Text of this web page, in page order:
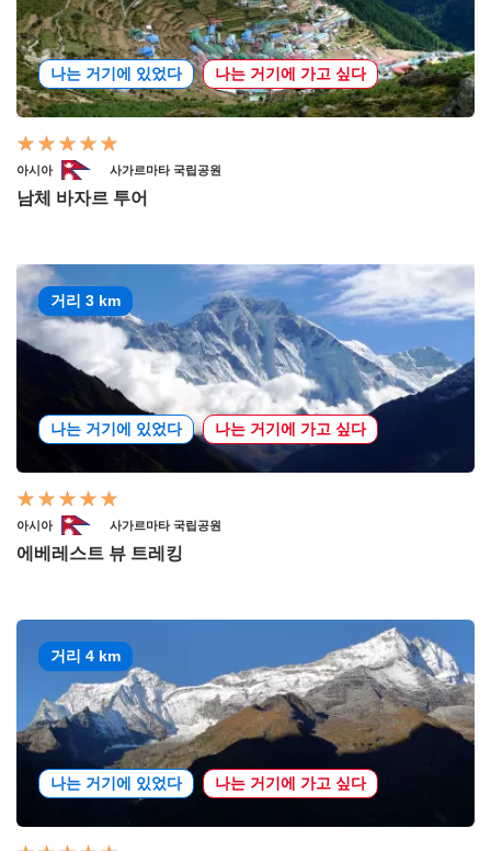
나는 거기에 있었다 나는 거기에 가고 싶다
아시아 사가르마타 국립공원
남체 바자르 투어
거리 3 km
나는 거기에 있었다 나는 거기에 가고 싶다
아시아 사가르마타 국립공원
에베레스트 뷰 트레킹
거리 4 km
나는 거기에 있었다 나는 거기에 가고 싶다